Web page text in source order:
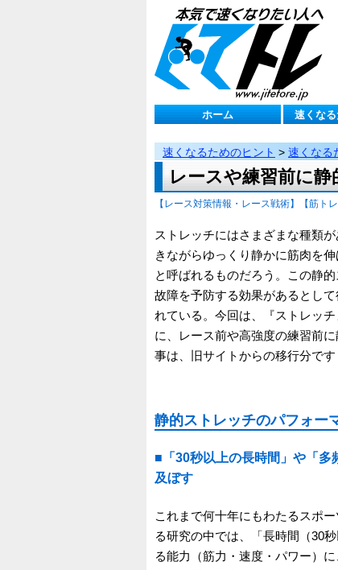
ホーム 速くな
速くなるためのヒント > 速くなる
レースや練習前に
【レース対策情報・レース戦術】 【筋ト
ストレッチにはさまざまな種類
きながらゆっくり静かに筋肉を
と呼ばれるものだろう。この静
故障を予防する効果があるとし
れている。今回は、『ストレッ
に、レース前や高強度の練習前
事は、旧サイトからの移行分で
静的ストレッチのパフォー
■「30秒以上の長時間」や「多
及ぼす
これまで何十年にもわたるスポ
る研究の中では、「長時間（30
る能力（筋力・速度・パワー）